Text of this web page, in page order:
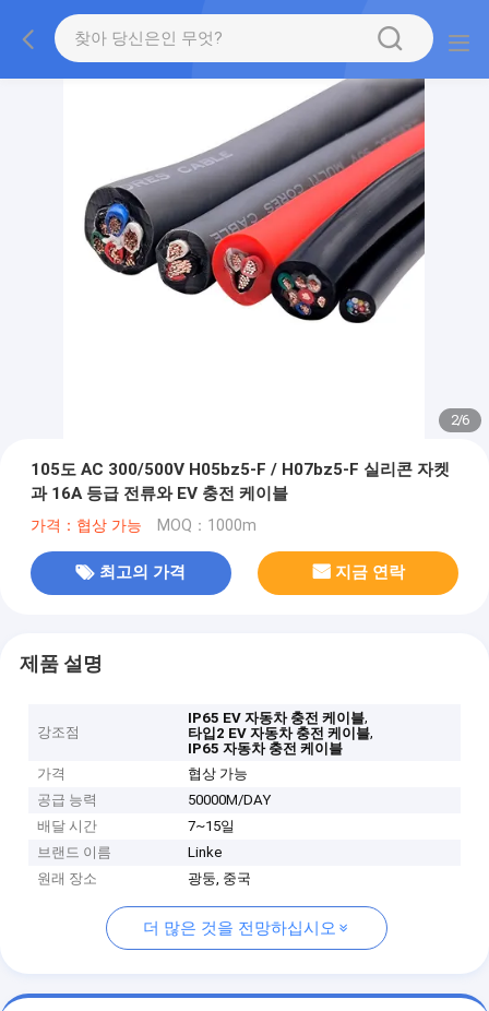
2/6
105도 AC 300/500V H05bz5-F / H07bz5-F 실리콘 자켓
과 16A 등급 전류와 EV 충전 케이블
가격：협상 가능 MOQ：1000m
최고의 가격 지금 연락
제품 설명
강조점
IP65 EV 자동차 충전 케이블,
타입2 EV 자동차 충전 케이블,
IP65 자동차 충전 케이블
가격
협상 가능
공급 능력
50000M/DAY
배달 시간
7~15일
브랜드 이름
Linke
원래 장소
광둥, 중국
더 많은 것을 전망하십시오